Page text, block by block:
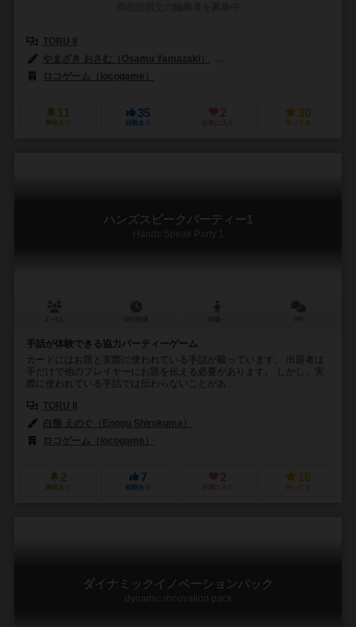
TORU II
やまざき おさむ（Osamu Yamazaki）
ロコゲーム（locogame）
11
興味あり
35
経験あり
2
お気に入り
30
持ってる
ハンズスピークパーティー1
Hands Speak Party 1
手話が体験できる協力パーティーゲーム
カードにはお題と実際に使われている手話が載っています。 出題者は
手だけで他のプレイヤーにお題を伝える必要があります。 しかし、実
際に使われている手話では伝わらないことがあ...
TORU II
白熊 えのぐ（Enogu Shirokuma）
ロコゲーム（locogame）
2
興味あり
7
経験あり
2
お気に入り
10
持ってる
ダイナミックイノベーションパック
dynamic innovation pack